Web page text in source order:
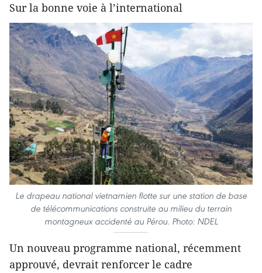
Sur la bonne voie à l’international
Le drapeau national vietnamien flotte sur une station de base
de télécommunications construite au milieu du terrain
montagneux accidenté au Pérou. Photo: NDEL
Un nouveau programme national, récemment
approuvé, devrait renforcer le cadre